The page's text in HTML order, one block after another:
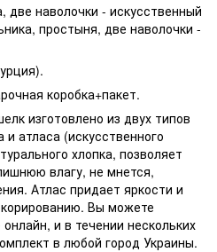
две наволочки - искусственный
простыня, две наволочки -
коробка+пакет.
изготовлено из двух типов
и атласа (искусственного
хлопка, позволяет
влагу, не мнется,
Атлас придает яркости и
Вы можете
и в течении нескольких
в любой город Украины.